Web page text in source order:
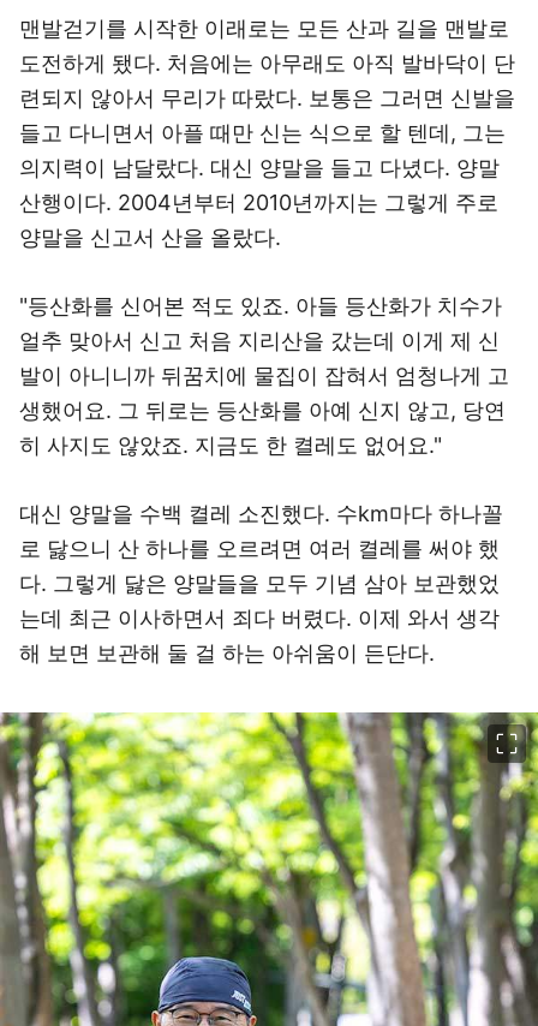
맨발걷기를 시작한 이래로는 모든 산과 길을 맨발로
도전하게 됐다. 처음에는 아무래도 아직 발바닥이 단
련되지 않아서 무리가 따랐다. 보통은 그러면 신발을
들고 다니면서 아플 때만 신는 식으로 할 텐데, 그는
의지력이 남달랐다. 대신 양말을 들고 다녔다. 양말
산행이다. 2004년부터 2010년까지는 그렇게 주로
양말을 신고서 산을 올랐다.
"등산화를 신어본 적도 있죠. 아들 등산화가 치수가
얼추 맞아서 신고 처음 지리산을 갔는데 이게 제 신
발이 아니니까 뒤꿈치에 물집이 잡혀서 엄청나게 고
생했어요. 그 뒤로는 등산화를 아예 신지 않고, 당연
히 사지도 않았죠. 지금도 한 켤레도 없어요."
대신 양말을 수백 켤레 소진했다. 수km마다 하나꼴
로 닳으니 산 하나를 오르려면 여러 켤레를 써야 했
다. 그렇게 닳은 양말들을 모두 기념 삼아 보관했었
는데 최근 이사하면서 죄다 버렸다. 이제 와서 생각
해 보면 보관해 둘 걸 하는 아쉬움이 든단다.